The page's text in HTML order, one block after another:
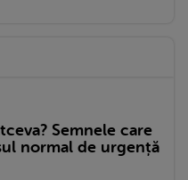
Semnele care
normal de urgență